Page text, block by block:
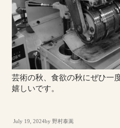
芸術の秋、食欲の秋にぜひ一
嬉しいです。
July 19, 2024by 野村泰嵩